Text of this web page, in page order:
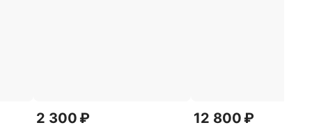
2 300 ₽ 12 800 ₽